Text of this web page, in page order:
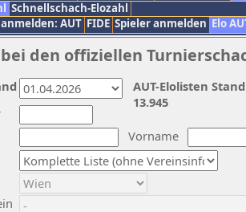
Schnellschach-Elozahl
AUT FIDE Spieler anmelden Elo
den offiziellen
Vorname
AUT-Elolisten
13.945